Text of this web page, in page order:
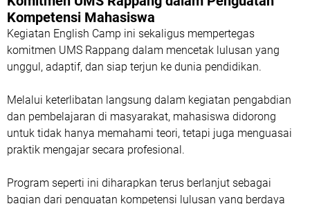
Kompetensi Mahasiswa
Kegiatan English Camp ini sekaligus mempertegas
komitmen UMS Rappang dalam mencetak lulusan yang
unggul, adaptif, dan siap terjun ke dunia pendidikan.
Melalui keterlibatan langsung dalam kegiatan pengabdian
dan pembelajaran di masyarakat, mahasiswa didorong
untuk tidak hanya memahami teori, tetapi juga menguasai
praktik mengajar secara profesional.
Program seperti ini diharapkan terus berlanjut sebagai
bagian dari penguatan kompetensi lulusan yang berdaya